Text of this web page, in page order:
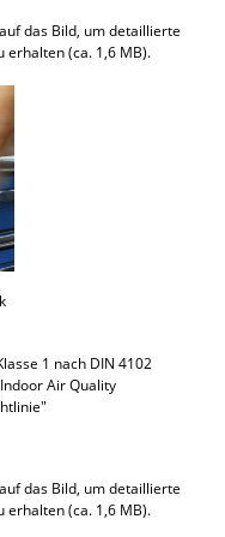
das Bild, um detaillierte
erhalten (ca. 1,6 MB).
1 nach DIN 4102
Indoor Air Quality
das Bild, um detaillierte
erhalten (ca. 1,6 MB).